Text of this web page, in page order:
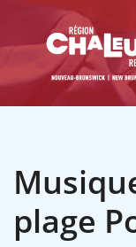
plage